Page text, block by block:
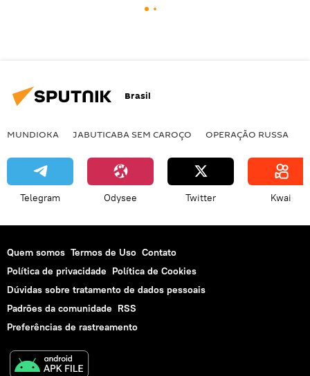
Brasil
MUNDIOKA JABUTICABA SEM CAROÇO OPERAÇÃO RUSSA
Telegram Odysee Twitter Kwai
Quem somos Termos de Uso Contato
Política de privacidade Política de Cookies
Dúvidas sobre tratamento de dados pessoais
Padrões da comunidade RSS
Preferências de rastreamento